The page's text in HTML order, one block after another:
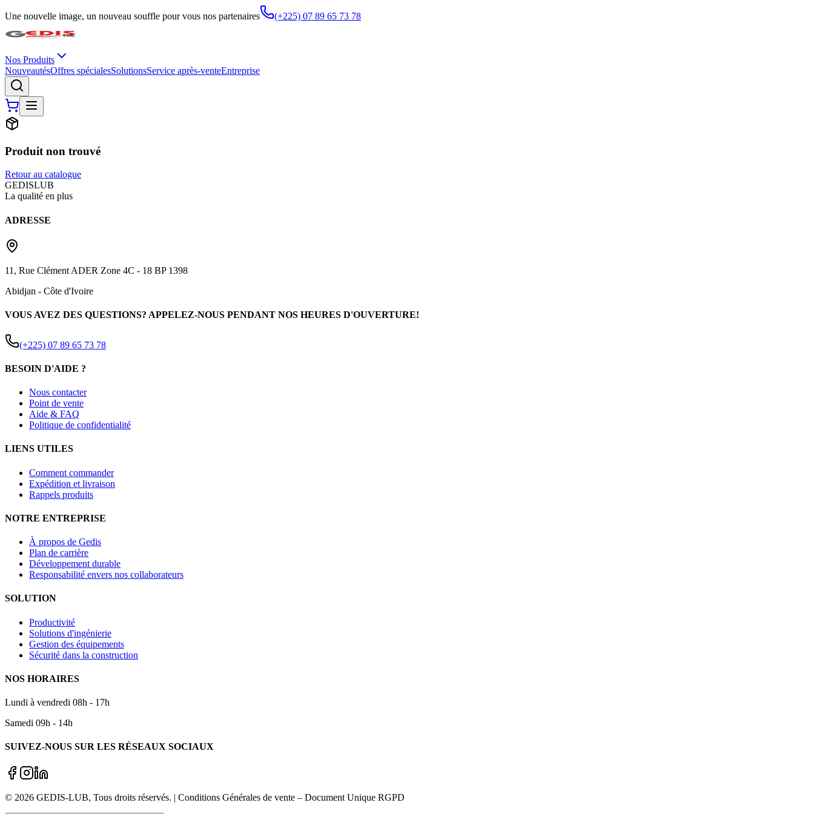
Une nouvelle image, un nouveau souffle pour vous nos partenaires (+225) 07 89 65 73 78
Nos Produits
NouveautésOffres spécialesSolutionsService après-venteEntreprise
Produit non trouvé
Retour au catalogue
GEDISLUB
La qualité en plus
ADRESSE
11, Rue Clément ADER Zone 4C - 18 BP 1398
Abidjan - Côte d'Ivoire
VOUS AVEZ DES QUESTIONS? APPELEZ-NOUS PENDANT NOS HEURES D'OUVERTURE!
(+225) 07 89 65 73 78
BESOIN D'AIDE ?
Nous contacter
Point de vente
Aide & FAQ
Politique de confidentialité
LIENS UTILES
Comment commander
Expédition et livraison
Rappels produits
NOTRE ENTREPRISE
À propos de Gedis
Plan de carrière
Développement durable
Responsabilité envers nos collaborateurs
SOLUTION
Productivité
Solutions d'ingénierie
Gestion des équipements
Sécurité dans la construction
NOS HORAIRES
Lundi à vendredi 08h - 17h
Samedi 09h - 14h
SUIVEZ-NOUS SUR LES RÉSEAUX SOCIAUX
© 2026 GEDIS-LUB, Tous droits réservés. | Conditions Générales de vente – Document Unique RGPD